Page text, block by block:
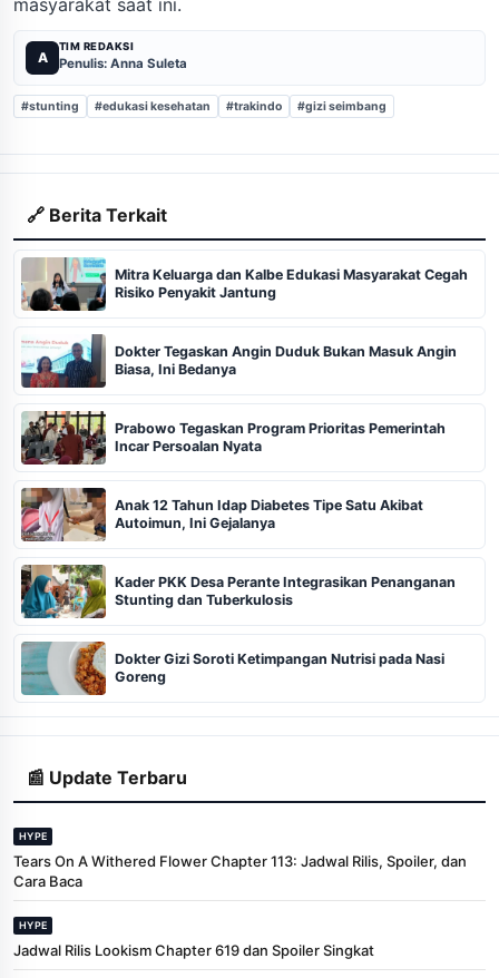
A
TIM REDAKSI
Penulis: Anna Suleta
#stunting #edukasi kesehatan #trakindo #gizi seimbang
🔗 Berita Terkait
Mitra Keluarga dan Kalbe Edukasi Masyarakat Cegah
Risiko Penyakit Jantung
Dokter Tegaskan Angin Duduk Bukan Masuk Angin
Biasa, Ini Bedanya
Prabowo Tegaskan Program Prioritas Pemerintah
Incar Persoalan Nyata
Anak 12 Tahun Idap Diabetes Tipe Satu Akibat
Autoimun, Ini Gejalanya
Kader PKK Desa Perante Integrasikan Penanganan
Stunting dan Tuberkulosis
Dokter Gizi Soroti Ketimpangan Nutrisi pada Nasi
Goreng
📰 Update Terbaru
HYPE
Tears On A Withered Flower Chapter 113: Jadwal Rilis, Spoiler, dan
Cara Baca
HYPE
Jadwal Rilis Lookism Chapter 619 dan Spoiler Singkat